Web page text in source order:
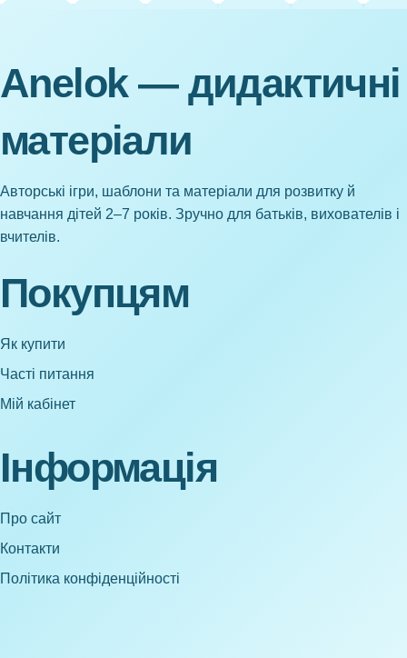
Anelok — дидактичні
матеріали
Авторські ігри, шаблони та матеріали для розвитку й
навчання дітей 2–7 років. Зручно для батьків, вихователів і
вчителів.
Покупцям
Як купити
Часті питання
Мій кабінет
Інформація
Про сайт
Контакти
Політика конфіденційності